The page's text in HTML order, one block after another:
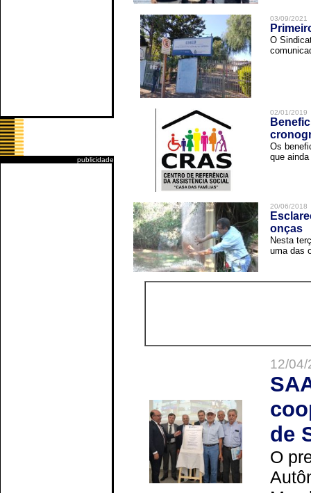
publicidade
03/09/2021
O
02/01/2019
Os
que
20/06/2018
onças
Nesta
uma das
12/
de
O